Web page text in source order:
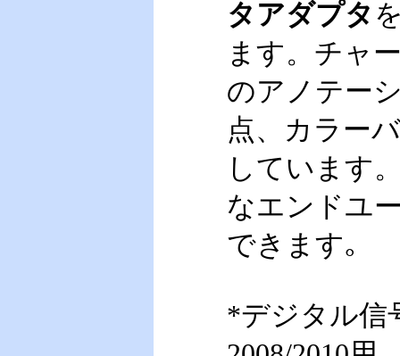
タアダプタ
ます。チャ
のアノテー
点、カラー
しています
なエンドユ
できます｡
*デジタル信